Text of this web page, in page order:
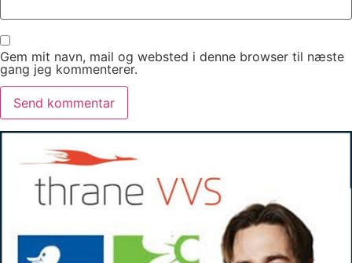
Gem mit navn, mail og websted i denne browser til næste
gang jeg kommenterer.